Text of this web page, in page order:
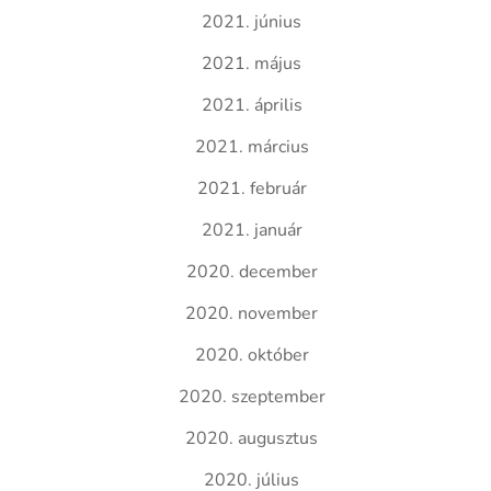
2021. június
2021. május
2021. április
2021. március
2021. február
2021. január
2020. december
2020. november
2020. október
2020. szeptember
2020. augusztus
2020. július